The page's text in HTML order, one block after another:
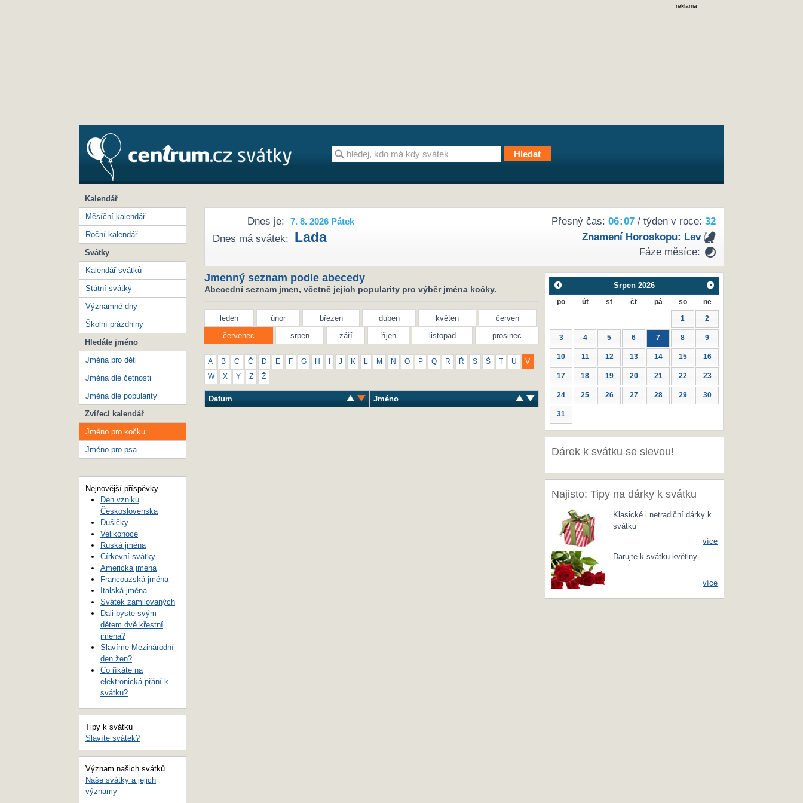
reklama
Přesný čas: 06:07/ týden v roce: 32
Znamení Horoskopu: Lev
Fáze měsíce:
Dnes je: 7. 8. 2026 Pátek
Dnes má svátek: Lada
Jmenný seznam podle abecedy
Abecední seznam jmen, včetně jejich popularity pro výběr jména kočky.
leden únor březen duben květen
červen
červenec
srpen září říjen listopad prosinec
A B C Č D E F G H J K M N O P Q R Ř S Š T U V
W X Y Z Ž
Datum Jméno
Srpen 2026
po út st čt pá so ne
1 2
3 4 5 6 7 8 9
10 11 12 13 14 15 16
17 18 19 20 21 22 23
24 25 26 27 28 29 30
31
Dárek k svátku se slevou!
Najisto: Tipy na dárky k svátku
Klasické i netradiční dárky k
svátku
více
Darujte k svátku květiny
více
Kalendář
Měsíční kalendář
Roční kalendář
Svátky
Kalendář svátků
Státní svátky
Významné dny
Školní prázdniny
Hledáte jméno
Jména pro děti
Jména dle četnosti
Jména dle popularity
Zvířecí kalendář
Jméno pro kočku
Jméno pro psa
Nejnovější příspěvky
Den vzniku
Československa
Dušičky
Velikonoce
Ruská jména
Církevní svátky
Americká jména
Francouzská jména
Italská jména
Svátek zamilovaných
Dali byste svým
dětem dvě křestní
jména?
Slavíme Mezinárodní
den žen?
Co říkáte na
elektronická přání k
svátku?
Tipy k svátku
Slavíte svátek?
Význam našich svátků
Naše svátky a jejich
významy